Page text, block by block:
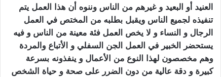
العنيد أو البعيد و غيرهم من الناس وننوه أن هذا العمل يتم
تنفيذه لجميع الناس ويقبل بطلبه من المختص في العمل
الرجال و النساء و لا يخص العمل فئة معينة من الناس و فيه
يستحضر الخبير في العمل الجن السفلي و الأتباع والمردة
وهم مخصصون لهذا النوع من الأعمال و ينفذونه بسرعة
كبيرة و دقة عالية من دون الضرر على صحة و حياة الشخص